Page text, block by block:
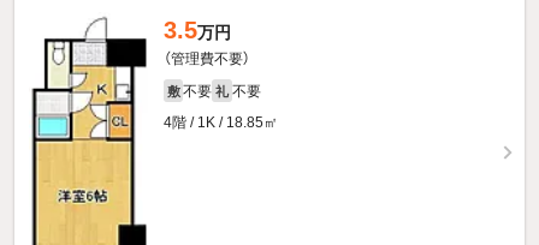
3.5万円
（管理費不要）
敷 不要 礼 不要
4階 / 1K / 18.85㎡